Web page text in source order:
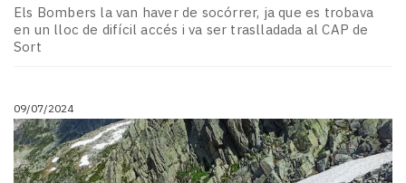
Els Bombers la van haver de socórrer, ja que es trobava
en un lloc de difícil accés i va ser traslladada al CAP de
Sort
09/07/2024